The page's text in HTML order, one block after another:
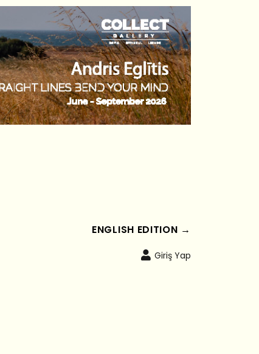
ENGLISH EDITION →
Giriş Yap